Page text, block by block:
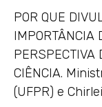
POR QUE
IMPORTÂNCIA
PERSPECTIVA
CIÊNCIA.
(UFPR) e